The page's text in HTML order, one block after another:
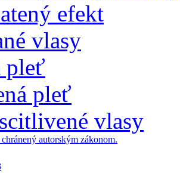
efekt
vlasy
pleť
pleť
vlasy
autorským zákonom.